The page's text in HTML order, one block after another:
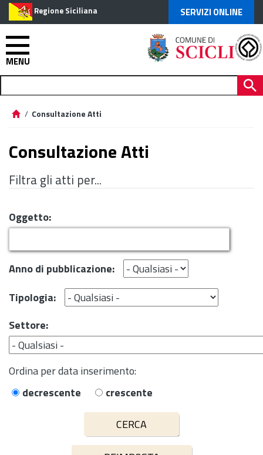
Regione Siciliana SERVIZI ONLINE
MENU
/ Consultazione Atti
Consultazione Atti
Filtra gli atti per...
Oggetto:
Anno di pubblicazione:
Tipologia:
Settore:
Ordina per data inserimento:
decrescente
crescente